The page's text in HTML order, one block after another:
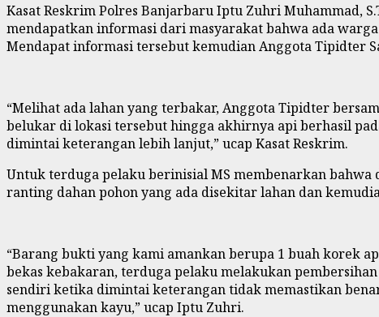
Kasat Reskrim Polres Banjarbaru Iptu Zuhri Muhammad,
mendapatkan informasi dari masyarakat bahwa ada
Mendapat informasi tersebut kemudian Anggota Tipidter
“Melihat ada lahan yang terbakar, Anggota Tipidter
belukar di lokasi tersebut hingga akhirnya api berhasil
dimintai keterangan lebih lanjut,” ucap Kasat Reskrim.
Untuk terduga pelaku berinisialMS membenarkan
ranting dahan pohon yang ada disekitar lahan dan
“Barang bukti yang kami amankan berupa 1 buah korek
bekas kebakaran, terduga pelaku melakukan
sendiri ketika dimintai keterangan tidak memastikan
menggunakan kayu,” ucap Iptu Zuhri.